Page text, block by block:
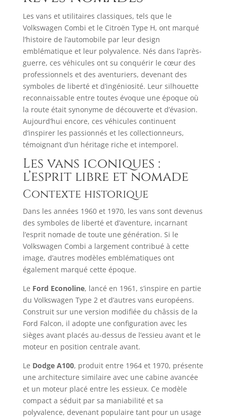
​Les vans et utilitaires classiques, tels que le
Volkswagen Combi et le Citroën Type H, ont marqué
l’histoire de l’automobile par leur design
emblématique et leur polyvalence. Nés dans l’après-
guerre, ces véhicules ont su conquérir le cœur des
professionnels et des aventuriers, devenant des
symboles de liberté et d’ingéniosité. Leur silhouette
reconnaissable entre toutes évoque une époque où
la route était synonyme de découverte et d’évasion.
Aujourd’hui encore, ces véhicules continuent
d’inspirer les passionnés et les collectionneurs,
témoignant d’un héritage riche et intemporel.
Les vans iconiques :
l’esprit libre et nomade
Contexte historique
​Dans les années 1960 et 1970, les vans sont devenus
des symboles de liberté et d’aventure, incarnant
l’esprit nomade de toute une génération. Si le
Volkswagen Combi a largement contribué à cette
image, d’autres modèles emblématiques ont
également marqué cette époque.​
Le Ford Econoline, lancé en 1961, s’inspire en partie
du Volkswagen Type 2 et d’autres vans européens.
Construit sur une version modifiée du châssis de la
Ford Falcon, il adopte une configuration avec les
sièges avant placés au-dessus de l’essieu avant et le
moteur en position centrale avant.
Le Dodge A100, produit entre 1964 et 1970, présente
une architecture similaire avec une cabine avancée
et un moteur placé entre les essieux. Ce modèle
compact a séduit par sa maniabilité et sa
polyvalence, devenant populaire tant pour un usage